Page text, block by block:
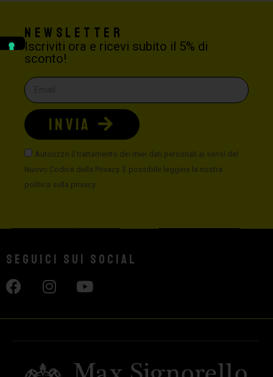
Newsletter
Iscriviti ora e ricevi subito il 5% di
sconto!
Autorizzo il trattamento dei miei dati personali ai sensi del
Nuovo Codice della Privacy. È possibile leggere la nostra
politica sulla privacy
INVIA
Seguici sui social